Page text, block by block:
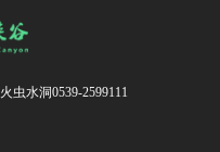
虫水洞0539-2599111